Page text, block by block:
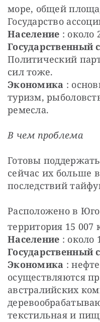
море, общей
Государство
Население : около
Государственный
Политический
сил тоже.
Экономика :
туризм,
ремесла.
В чем проблема
Готовы
сейчас их больше
последствий
Расположено в
территория 15 007
Население : около
Государственный
Экономика :
осуществляются
австралийских
текстильная и